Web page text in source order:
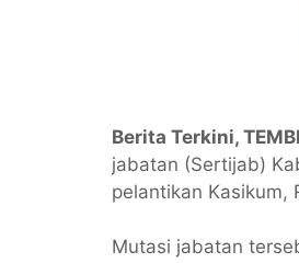
Berita Terkini,
jabatan (Sertijab)
pelantikan Kasikum,
Mutasi jabatan